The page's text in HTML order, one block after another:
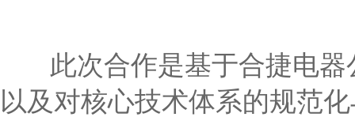
此次合作是基于合捷电器
以及对核心技术体系的规范